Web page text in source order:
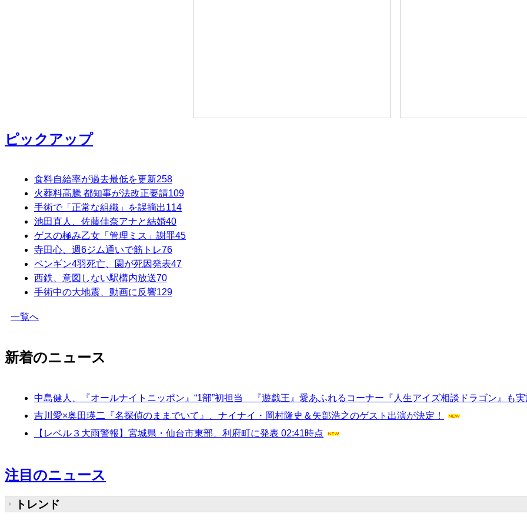
ピックアップ
食料自給率が過去最低を更新258
火葬料高騰 都知事が法改正要請109
手術で「正常な組織」を誤摘出114
池田直人、佐藤佳奈アナと結婚40
ゲスの極み乙女「管理ミス」謝罪45
寺田心、週6ジム通いで筋トレ76
ペンギン4羽死亡、園が死因発表47
西鉄、意図しない駅構内放送70
手術中の大地震、動画に反響129
一覧へ
新着のニュース
中島健人、『オールナイトニッポン』“1部”初担当 『遊戯王』愛あふれるコーナー『人生アイズ相談ドラゴン』も実
吉川愛×奥田瑛二『名探偵のままでいて』、ナイナイ・岡村隆史＆矢部浩之のゲスト出演が決定！
【レベル３大雨警報】宮城県・仙台市東部、利府町に発表 02:41時点
注目のニュース
トレンド